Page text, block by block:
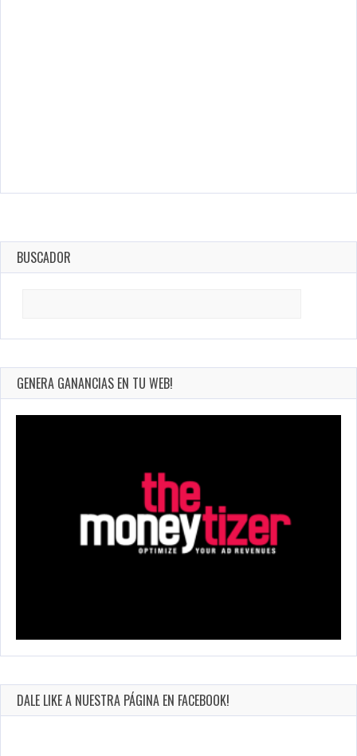
BUSCADOR
GENERA GANANCIAS EN TU WEB!
DALE LIKE A NUESTRA PÁGINA EN FACEBOOK!